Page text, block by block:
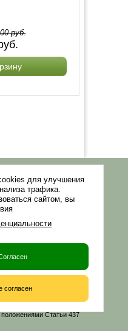
руб.
семена газонных
и средства защиты в
Все материалы
содержимое носит
Статьи 437
для улучшения
трафика.
сайтом, вы
согласен